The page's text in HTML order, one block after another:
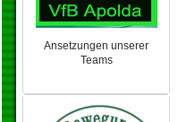
Ansetzungen unserer
Teams